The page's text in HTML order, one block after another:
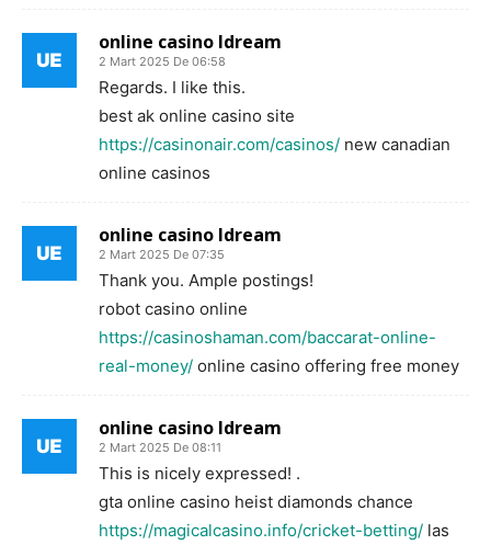
online casino ldream
2 Mart 2025 De 06:58
Regards. I like this.
best ak online casino site
https://casinonair.com/casinos/ new canadian
online casinos
online casino ldream
2 Mart 2025 De 07:35
Thank you. Ample postings!
robot casino online
https://casinoshaman.com/baccarat-online-
real-money/ online casino offering free money
online casino ldream
2 Mart 2025 De 08:11
This is nicely expressed! .
gta online casino heist diamonds chance
https://magicalcasino.info/cricket-betting/ las